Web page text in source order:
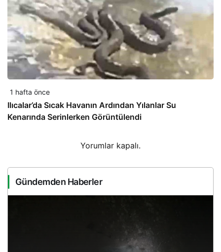
1 hafta önce
Ilıcalar’da Sıcak Havanın Ardından Yılanlar Su
Kenarında Serinlerken Görüntülendi
Yorumlar kapalı.
Gündemden Haberler